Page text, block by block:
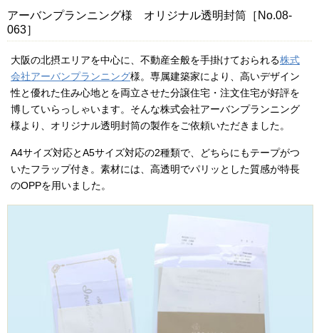
アーバンプランニング様 オリジナル透明封筒［No.08-
063］
大阪の北摂エリアを中心に、不動産全般を手掛けておられる株式
会社アーバンプランニング様。専属建築家により、高いデザイン
性と優れた住み心地とを両立させた分譲住宅・注文住宅が好評を
博していらっしゃいます。そんな株式会社アーバンプランニング
様より、オリジナル透明封筒の製作をご依頼いただきました。
A4サイズ対応とA5サイズ対応の2種類で、どちらにもテープがつ
いたフラップ付き。素材には、高透明でパリッとした質感が特長
のOPPを用いました。